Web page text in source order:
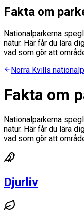
Fakta om
Nationalparkerna
natur. Här får du lära
vad som gör att
Norra Kvills
Fakta om
Nationalparkerna
natur. Här får du lära
vad som gör att
Djurliv